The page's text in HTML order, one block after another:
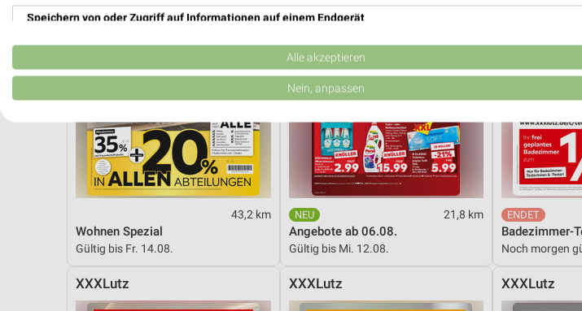
43,2 km
Wohnen Spezial
Gültig bis Fr. 14.08.
21,8 km
Angebote ab 06.08.
Gültig bis Mi. 12.08.
Badezimmer-
Noch morgen
XXXLutz XXXLutz XXXLutz
Speichern von oder Zugriff auf Informationen auf einem Endgerät
Verwendung reduzierter Daten zur Auswahl von Werbeanzeigen
Erstellung von Profilen für personalisierte Werbung
Erstellung von Profilen zur Personalisierung von Inhalten
Verwendung von Profilen zur Auswahl personalisierter Inhalte
Messung der Performance von Inhalten
Analyse von Zielgruppen durch Statistiken oder Kombinationen von Daten aus verschiedenen
Alle akzeptieren
Nein, anpassen